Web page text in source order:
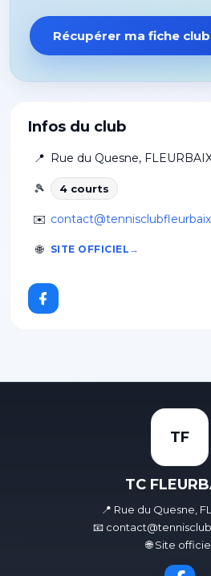
Infos du club
📍 Rue du Quesne,
🎾 4 courts
✉️
🌐 SITE OFFICIEL
Récupérer ma fiche club
TF
TC
📍 Rue du Quesne,
📧
🌐 Site